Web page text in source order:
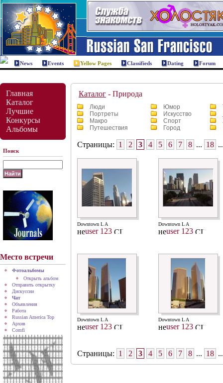
News Events Yellow Pages Classifieds Dating Forum
Главная
Каталог
Лучшие
Конкурсы
Альбомы
Поиск
Место встречи
Фотоальбомы
Открыть альбом
Отправить открытку
Дискуссии
Чат
Объявления
Работа
Russian America Top
Архив
Comfi
Каталог - Природа
Люди
Портреты
Макро
Путешествия
Юмор
Искусство
Спорт
Город
Страницы: 1 2 3 4 5 6 7 8 ... 18
Downtown L A
user 123
Downtown L A
user 123
Downtown L A
user 123
Downtown L A
user 123
Страницы: 1 2 3 4 5 6 7 8 ... 18